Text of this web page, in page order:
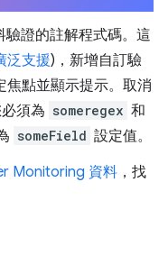
證的註解程式碼。這
泛支援)，新增自訂驗
焦點並顯示提示。取消
須為 someregex 和
someField 設定值。
Monitoring 資料 ，找